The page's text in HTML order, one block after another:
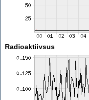
Radioaktiivsus